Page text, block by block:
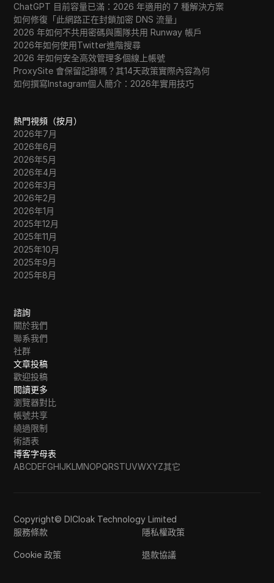
ChatGPT 目前容量已滿：2026 年適用的 7 種解決方案
如何修復「此網路正在封鎖加密 DNS 流量」
2026 年如何不共用密碼與團隊共用 Runway 帳戶
2026年如何使用Twitter進階搜尋
2026 年如何安全高效管理多個線上帳號
ProxySite 會保留記錄嗎？其14天政策實際內容為何
如何撰寫Instagram個人簡介：2026年實用技巧
熱門視頻（按月）
2026年7月
2026年6月
2026年5月
2026年4月
2026年3月
2026年2月
2026年1月
2025年12月
2025年11月
2025年10月
2025年9月
2025年8月
諮詢
關於我們
聯系我們
社群
文章投稿
歡迎投稿
閱讀更多
瀏覽器對比
帳號共享
繞過限制
術語表
博客字母表
ABCDEFGHIJKLMNOPQRSTUVWXYZ其它
Copyright© DICloak Technology Limited
服務條款
隱私權政策
Cookie 政策 退款協議